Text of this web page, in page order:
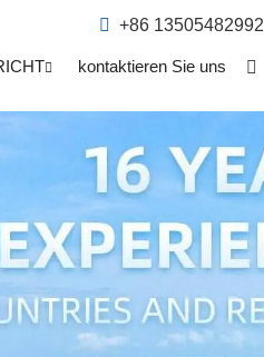
+86 13505482992
kontaktieren Sie uns